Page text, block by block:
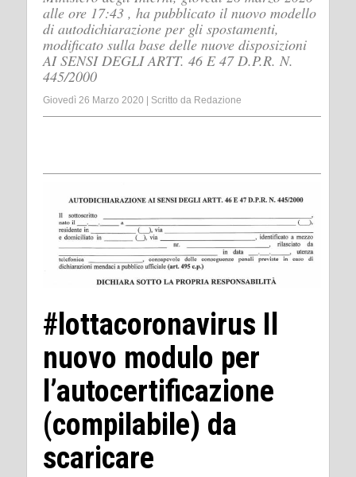
alle ore 17:43 , ha pubblicato il nuovo modello
di autodichiarazione per gli spostamenti,
modificato sulla base delle nuove disposizioni
AI SENSI DEGLI ARTT. 46 E 47 D.P.R. N.
445/2000
Giovedì 26 Marzo 2020 Scritto da Redazione
#lottacoronavirus Il
nuovo modulo per
l’autocertificazione
(compilabile) da
scaricare